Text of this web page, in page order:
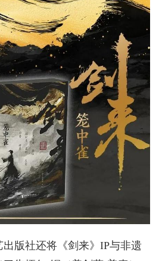
出版社还将《剑来》IP与非遗